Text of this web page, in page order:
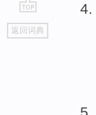
go
top
返回词典